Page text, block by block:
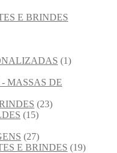
E BRINDES
(1)
MASSAS DE
(23)
(15)
(27)
E BRINDES (19)